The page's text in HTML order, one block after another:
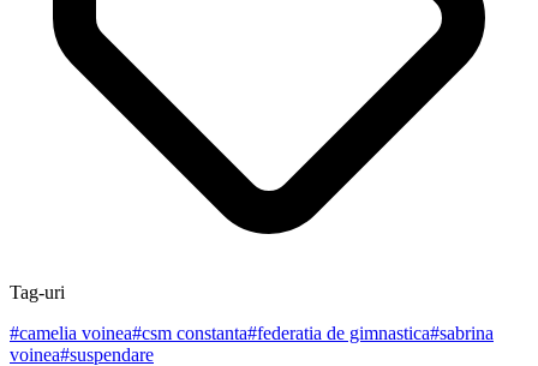
Tag-uri
#camelia voinea#csm constanta#federatia de gimnastica#sabrina
voinea#suspendare